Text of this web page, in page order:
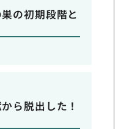
の初期段階と
ら脱出した！